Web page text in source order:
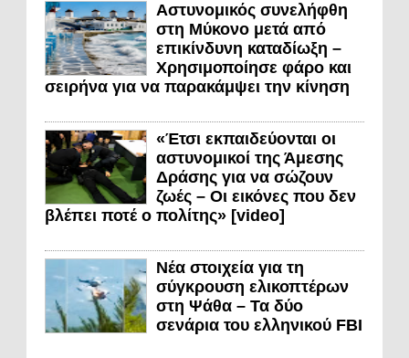
Αστυνομικός συνελήφθη
στη Μύκονο μετά από
επικίνδυνη καταδίωξη –
Χρησιμοποίησε φάρο και
σειρήνα για να παρακάμψει την κίνηση
«Έτσι εκπαιδεύονται οι
αστυνομικοί της Άμεσης
Δράσης για να σώζουν
ζωές – Οι εικόνες που δεν
βλέπει ποτέ ο πολίτης» [video]
Νέα στοιχεία για τη
σύγκρουση ελικοπτέρων
στη Ψάθα – Τα δύο
σενάρια του ελληνικού FBI